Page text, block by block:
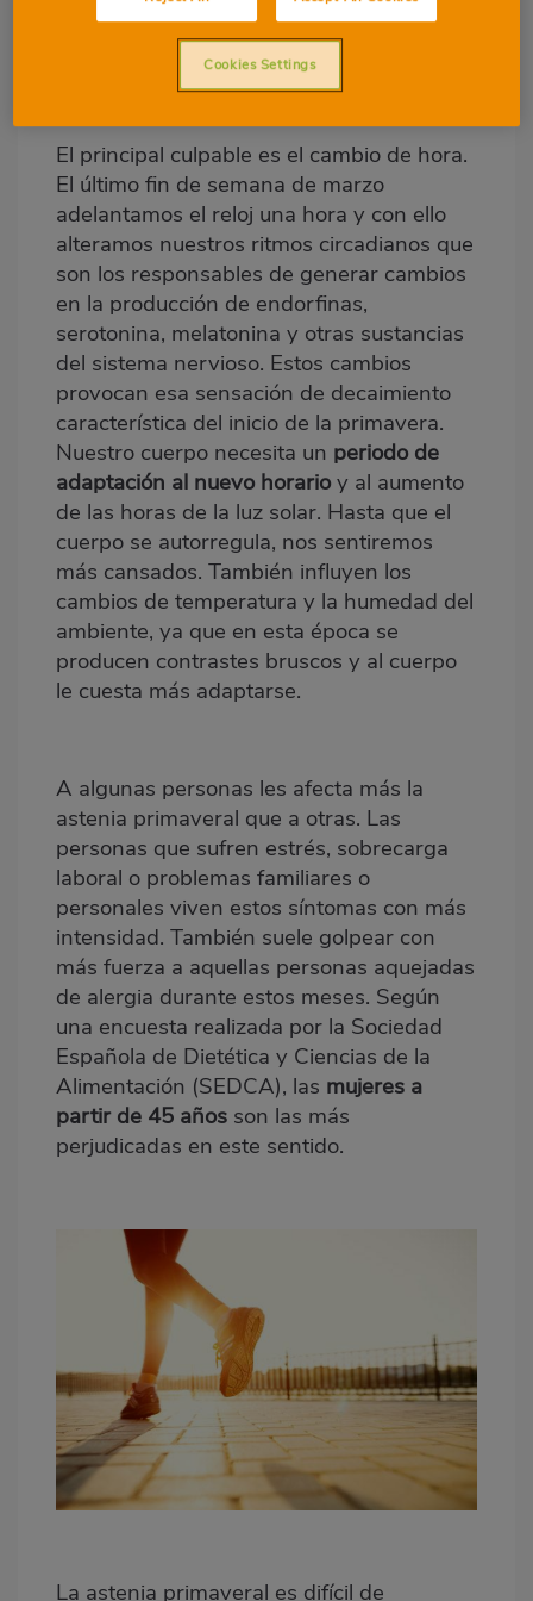
¿QUÉ CAUSA LA ASTENIA
El principal culpable es el cambio de hora.
El último fin de semana de marzo
adelantamos el reloj una hora y con ello
alteramos nuestros ritmos circadianos que
son los responsables de generar cambios
en la producción de endorfinas,
serotonina, melatonina y otras sustancias
del sistema nervioso. Estos cambios
provocan esa sensación de decaimiento
característica del inicio de la primavera.
Nuestro cuerpo necesita un periodo de
adaptación al nuevo horarioy al aumento
de las horas de la luz solar. Hasta que el
cuerpo se autorregula, nos sentiremos
más cansados. También influyen los
cambios de temperatura y la humedad del
ambiente, ya que en esta época se
producen contrastes bruscos y al cuerpo
le cuesta más adaptarse.
A algunas personas les afecta más la
astenia primaveral que a otras. Las
personas que sufren estrés, sobrecarga
laboral o problemas familiares o
personales viven estos síntomas con más
intensidad. También suele golpear con
más fuerza a aquellas personas aquejadas
de alergia durante estos meses. Según
una encuesta realizada por la Sociedad
Española de Dietética y Ciencias de la
Alimentación (SEDCA), las mujeres a
partir de 45 años son las más
perjudicadas en este sentido.
La astenia primaveral es difícil de
Cookies Settings